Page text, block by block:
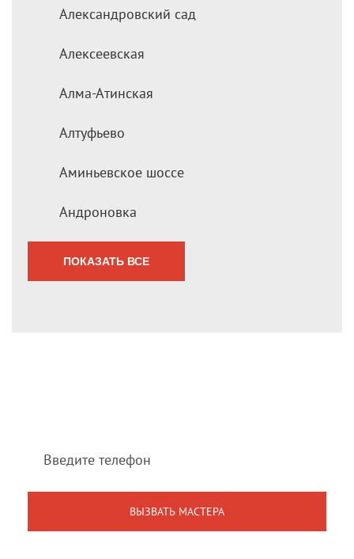
Александровский сад
Алексеевская
Алма-Атинская
Алтуфьево
Аминьевское шоссе
Андроновка
ПОКАЗАТЬ ВСЕ